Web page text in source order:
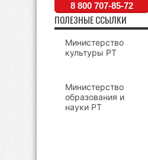
8 800 707-85-72
ПОЛЕЗНЫЕ ССЫЛКИ
Министерство
культуры РТ
Министерство
образования и
науки РТ